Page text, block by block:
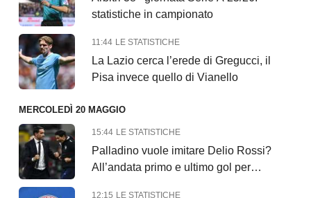
statistiche in campionato
11:44 LE STATISTICHE
La Lazio cerca l’erede di Gregucci, il
Pisa invece quello di Vianello
MERCOLEDÌ 20 MAGGIO
15:44 LE STATISTICHE
Palladino vuole imitare Delio Rossi?
All’andata primo e ultimo gol per…
12:15 LE STATISTICHE